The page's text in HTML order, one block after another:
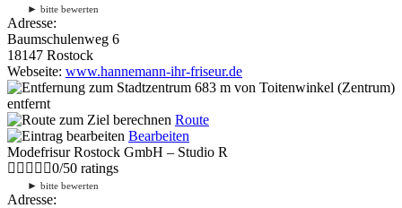
► bitte bewerten
Adresse:
Baumschulenweg 6
18147 Rostock
Webseite: www.hannemann-ihr-friseur.de
683 m von Toitenwinkel (Zentrum)
entfernt
Route
Bearbeiten
Modefrisur Rostock GmbH – Studio R
0/50 ratings
► bitte bewerten
Adresse: